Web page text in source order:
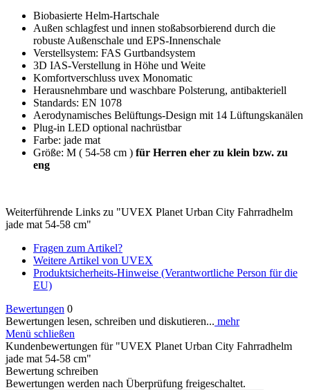
Biobasierte Helm-Hartschale
Außen schlagfest und innen stoßabsorbierend durch die
robuste Außenschale und EPS-Innenschale
Verstellsystem: FAS Gurtbandsystem
3D IAS-Verstellung in Höhe und Weite
Komfortverschluss uvex Monomatic
Herausnehmbare und waschbare Polsterung, antibakteriell
Standards: EN 1078
Aerodynamisches Belüftungs-Design mit 14 Lüftungskanälen
Plug-in LED optional nachrüstbar
Farbe: jade mat
Größe: M ( 54-58 cm ) für Herren eher zu klein bzw. zu
eng
Weiterführende Links zu "UVEX Planet Urban City Fahrradhelm
jade mat 54-58 cm"
Fragen zum Artikel?
Weitere Artikel von UVEX
Produktsicherheits-Hinweise (Verantwortliche Person für die
EU)
Bewertungen 0
Bewertungen lesen, schreiben und diskutieren... mehr
Menü schließen
Kundenbewertungen für "UVEX Planet Urban City Fahrradhelm
jade mat 54-58 cm"
Bewertung schreiben
Bewertungen werden nach Überprüfung freigeschaltet.